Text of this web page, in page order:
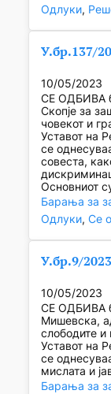
Одлуки,
У.бр.137/
10/05/2023
СЕ ОДБИВА
Скопје за
човекот и
Уставот на
се
совеста,
Основниот
Барања за
Одлуки, Се
У.бр.9/2023
10/05/2023
СЕ ОДБИВА
Мишевска,
слободите и
Уставот на
се
мислата и
Барања за